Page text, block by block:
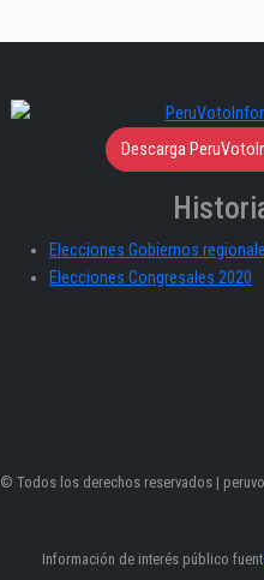
Descarga
Elecciones Gobiernos
Elecciones Congresales 2020
© Todos los derechos reservados |
Información de interés público